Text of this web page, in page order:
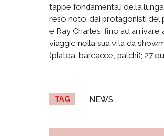
tappe fondamentali della
reso noto: dai protagonisti del
e Ray Charles, fino ad
viaggio nella sua vita da
(platea, barcacce, palchi); 27
TAG NEWS